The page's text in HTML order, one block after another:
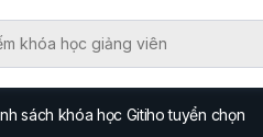
sách khóa học Gitiho tuyển chọn